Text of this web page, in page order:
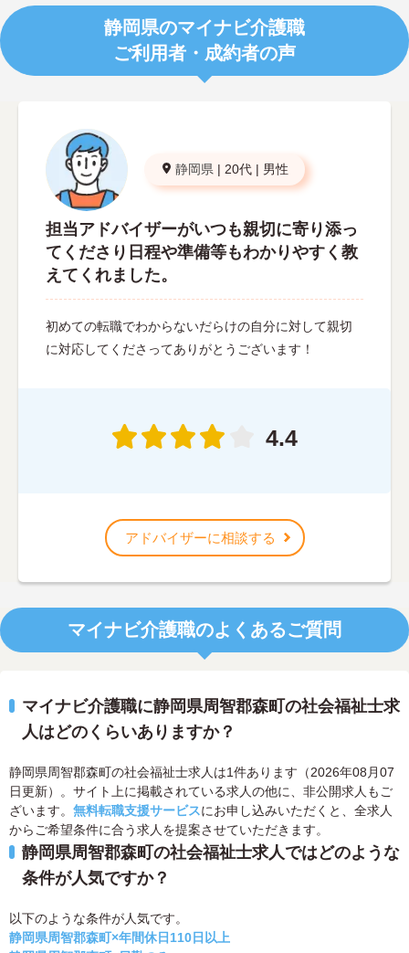
静岡県のマイナビ介護職
ご利用者・成約者の声
静岡県 | 20代 | 男性
担当アドバイザーがいつも親切に寄り添っ
てくださり日程や準備等もわかりやすく教
えてくれました。
初めての転職でわからないだらけの自分に対して親切
に対応してくださってありがとうございます！
4.4
アドバイザーに相談する
マイナビ介護職のよくあるご質問
マイナビ介護職に静岡県周智郡森町の社会福祉士求
人はどのくらいありますか？
静岡県周智郡森町の社会福祉士求人は1件あります（2026年08月07
日更新）。サイト上に掲載されている求人の他に、非公開求人もご
ざいます。 無料転職支援サービスにお申し込みいただくと、全求人
からご希望条件に合う求人を提案させていただきます。
静岡県周智郡森町の社会福祉士求人ではどのような
条件が人気ですか？
以下のような条件が人気です。
静岡県周智郡森町×年間休日110日以上